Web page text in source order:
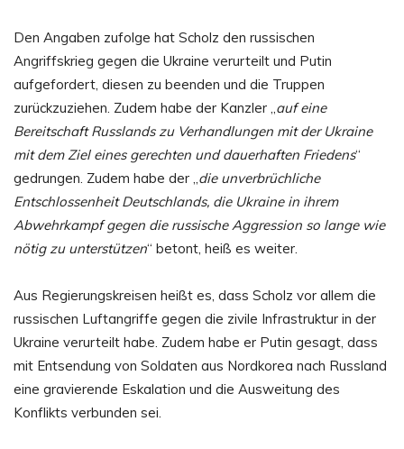
Den Angaben zufolge hat Scholz den russischen
Angriffskrieg gegen die Ukraine verurteilt und Putin
aufgefordert, diesen zu beenden und die Truppen
zurückzuziehen. Zudem habe der Kanzler „ auf eine
Bereitschaft Russlands zu Verhandlungen mit der Ukraine
mit dem Ziel eines gerechten und dauerhaften Friedens“
gedrungen. Zudem habe der „ die unverbrüchliche
Entschlossenheit Deutschlands, die Ukraine in ihrem
Abwehrkampf gegen die russische Aggression so lange wie
nötig zu unterstützen“ betont, heiß es weiter.
Aus Regierungskreisen heißt es, dass Scholz vor allem die
russischen Luftangriffe gegen die zivile Infrastruktur in der
Ukraine verurteilt habe. Zudem habe er Putin gesagt, dass
mit Entsendung von Soldaten aus Nordkorea nach Russland
eine gravierende Eskalation und die Ausweitung des
Konflikts verbunden sei.